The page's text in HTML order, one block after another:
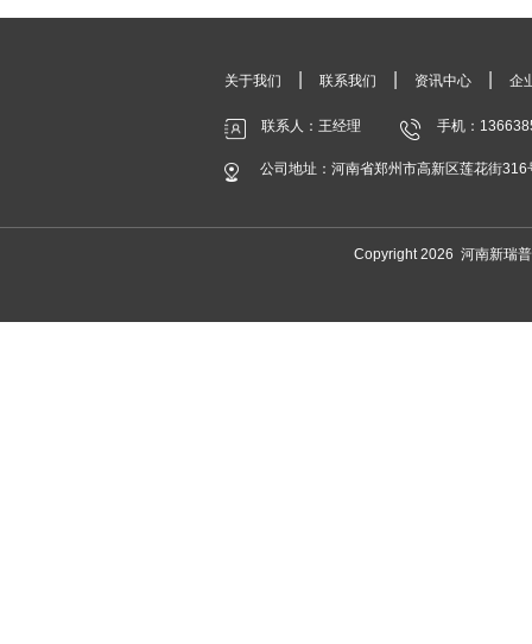
关于我们 联系我们 资讯中心 企
联系人：王经理 手机：
公司地址：河南省郑州市高新区莲花街316
Copyright 2026 河南新瑞